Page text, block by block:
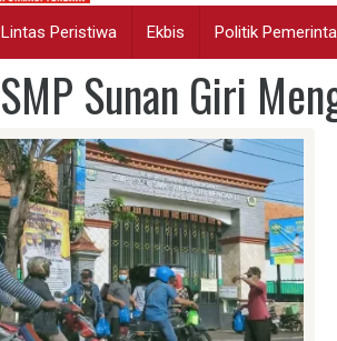
Lintas Peristiwa Ekbis Politik
SMP Sunan Giri